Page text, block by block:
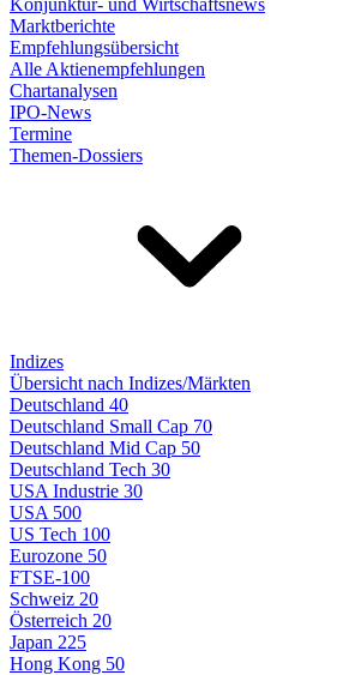
Konjunktur- und Wirtschaftsnews
Marktberichte
Empfehlungsübersicht
Alle Aktienempfehlungen
Chartanalysen
IPO-News
Termine
Themen-Dossiers
Indizes
Übersicht nach Indizes/Märkten
Deutschland 40
Deutschland Small Cap 70
Deutschland Mid Cap 50
Deutschland Tech 30
USA Industrie 30
USA 500
US Tech 100
Eurozone 50
FTSE-100
Schweiz 20
Österreich 20
Japan 225
Hong Kong 50